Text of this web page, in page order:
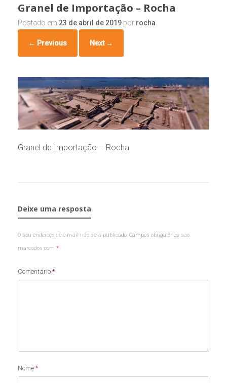
Granel de Importação – Rocha
Postado em 23 de abril de 2019 por rocha
← Previous Next →
Granel de Importação – Rocha
Deixe uma resposta
O seu endereço de e-mail não será publicado. Campos obrigatórios são
marcados com *
Comentário *
Nome *